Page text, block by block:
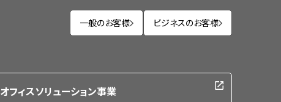
一般のお客様 ビジネスのお客様
オフィスソリューション事業